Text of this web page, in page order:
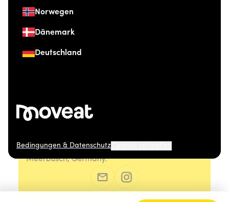
Norwegen
Dänemark
Deutschland
Bedingungen & Datenschutz
© 2026 Moveat. Düsseldorfer Straße 41, 40667
Meerbusch, Germany.